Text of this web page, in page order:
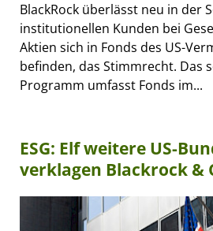
BlackRock überlässt neu in der
institutionellen Kunden bei
Aktien sich in Fonds des US-
befinden, das Stimmrecht. Das
Programm umfasst Fonds im...
ESG: Elf weitere US-
verklagen Blackrock &